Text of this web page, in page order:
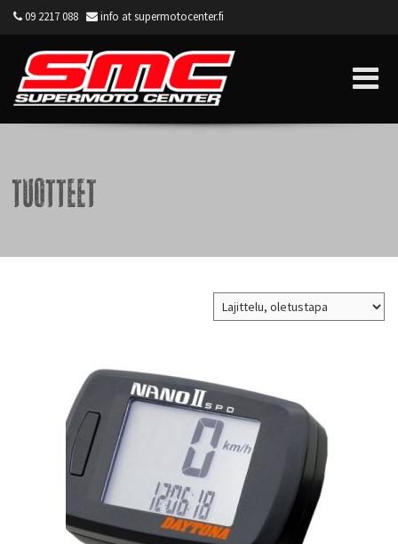
09 2217 088 info at supermotocenter.fi
Tuotteet